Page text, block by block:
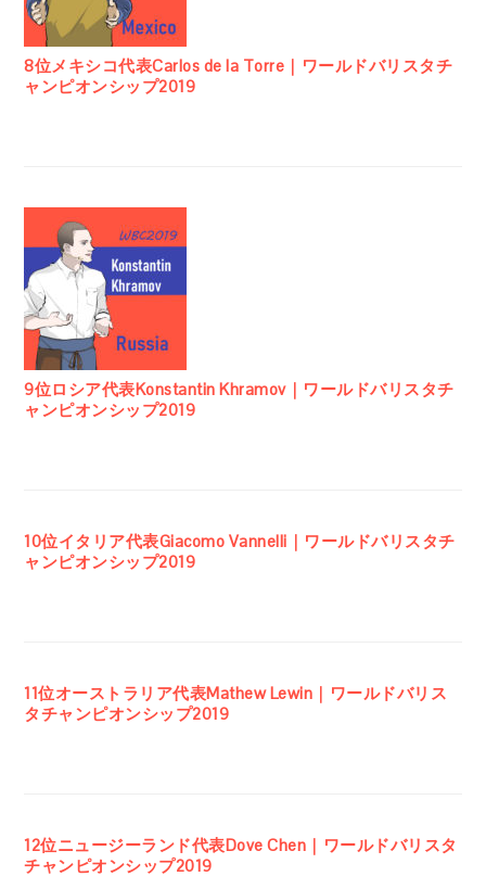
8位メキシコ代表Carlos de la Torre｜ワールドバリスタチ
ャンピオンシップ2019
9位ロシア代表Konstantin Khramov｜ワールドバリスタチ
ャンピオンシップ2019
10位イタリア代表Giacomo Vannelli｜ワールドバリスタチ
ャンピオンシップ2019
11位オーストラリア代表Mathew Lewin｜ワールドバリス
タチャンピオンシップ2019
12位ニュージーランド代表Dove Chen｜ワールドバリスタ
チャンピオンシップ2019